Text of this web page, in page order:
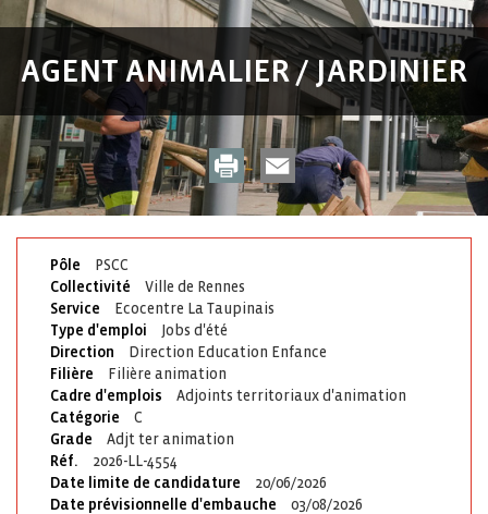
AGENT ANIMALIER / JARDINIER
Pôle
PSCC
Collectivité
Ville de Rennes
Service
Ecocentre La Taupinais
Type d'emploi
Jobs d'été
Direction
Direction Education Enfance
Filière
Filière animation
Cadre d'emplois
Adjoints territoriaux d'animation
Catégorie
C
Grade
Adjt ter animation
Réf.
2026-LL-4554
Date limite de candidature
20/06/2026
Date prévisionnelle d'embauche
03/08/2026